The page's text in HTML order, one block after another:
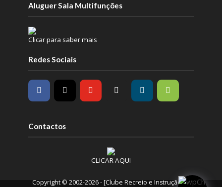
Aluguer Sala Multifunções
Clicar para saber mais
Redes Sociais
Contactos
CLICAR AQUI
Copyright © 2002-2026 - [Clube Recreio e Instrução /